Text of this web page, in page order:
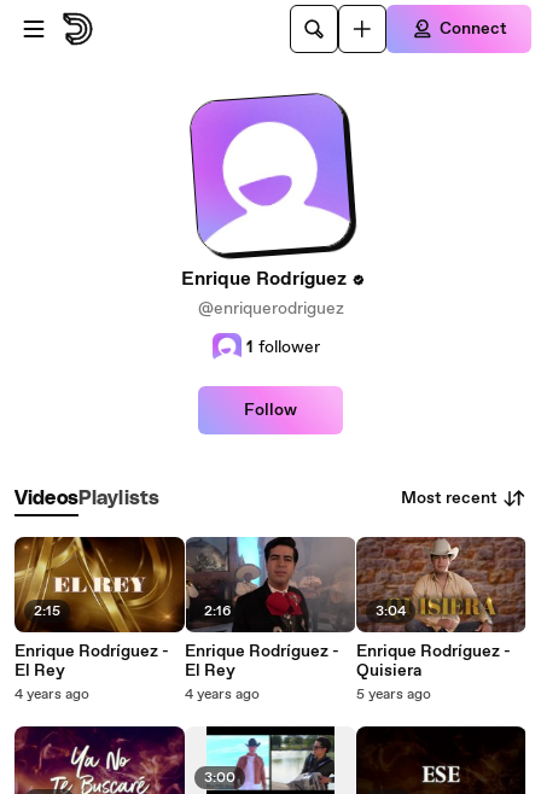
Skip to main content
Connect
Enrique Rodríguez
@enriquerodriguez
1 follower
Follow
VideosPlaylists Most recent
2:15
Enrique Rodríguez -
El Rey
4 years ago
2:16
Enrique Rodríguez -
El Rey
4 years ago
3:00
3:04
Enrique Rodríguez -
Quisiera
5 years ago